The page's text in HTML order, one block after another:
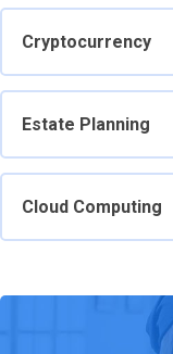
Cryptocurrency
Estate Planning
Cloud Computing